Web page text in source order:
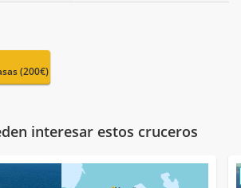
(200€)
interesar estos cruceros